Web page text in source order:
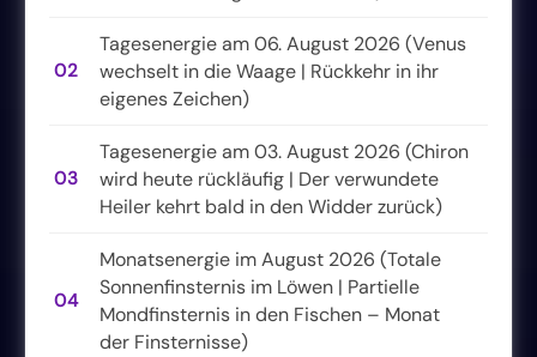
02
Tagesenergie am 06. August 2026 (Venus
wechselt in die Waage | Rückkehr in ihr
eigenes Zeichen)
03
Tagesenergie am 03. August 2026 (Chiron
wird heute rückläufig | Der verwundete
Heiler kehrt bald in den Widder zurück)
04
Monatsenergie im August 2026 (Totale
Sonnenfinsternis im Löwen | Partielle
Mondfinsternis in den Fischen – Monat
der Finsternisse)